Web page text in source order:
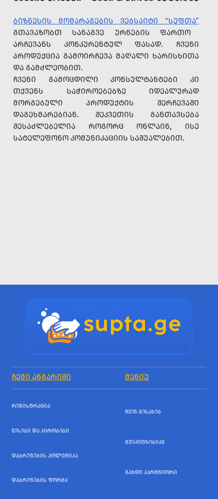
ᲑᲘᲖᲜᲔᲡᲘᲡ ᲛᲝᲛᲐᲠᲐᲒᲔᲑᲘᲡ ᲕᲔᲑᲡᲐᲘᲢᲘ “ᲡᲣᲤᲗᲐ”
ᲒᲗᲐᲕᲐᲖᲝᲑᲗ ᲡᲐᲜᲐᲒᲕᲔ ᲣᲠᲜᲔᲑᲘᲡ ᲤᲐᲠᲗᲝ
ᲐᲠᲩᲔᲕᲐᲜᲡ ᲙᲝᲜᲙᲣᲠᲔᲜᲢᲣᲚ ᲤᲐᲡᲐᲓ. ᲩᲕᲔᲜᲘ
ᲞᲠᲝᲓᲣᲥᲪᲘᲐ ᲒᲐᲛᲝᲘᲠᲩᲔᲕᲐ ᲛᲐᲦᲐᲚᲘ ᲮᲐᲠᲘᲡᲮᲘᲗᲐ
ᲓᲐ ᲒᲐᲛᲫᲚᲔᲝᲑᲘᲗ.
ᲩᲕᲔᲜᲘ ᲒᲐᲛᲝᲪᲓᲘᲚᲘ ᲙᲝᲜᲡᲣᲚᲢᲐᲜᲢᲔᲑᲘ ᲙᲘ
ᲗᲥᲕᲔᲜᲡ ᲡᲐᲭᲘᲠᲝᲔᲑᲔᲑᲖᲔ ᲘᲓᲔᲐᲚᲣᲠᲐᲓ
ᲛᲝᲠᲒᲔᲑᲣᲚᲘ ᲞᲠᲝᲓᲣᲥᲢᲘᲡ ᲨᲔᲠᲩᲔᲕᲐᲨᲘ
ᲓᲐᲒᲔᲮᲛᲐᲠᲔᲑᲘᲐᲜ. ᲨᲔᲙᲕᲔᲗᲘᲡ ᲒᲐᲜᲗᲐᲕᲡᲔᲑᲐ
ᲨᲔᲡᲐᲫᲚᲔᲑᲔᲚᲘᲐ ᲠᲝᲒᲝᲠᲪ ᲝᲜᲚᲐᲘᲜ, ᲘᲡᲔ
ᲡᲐᲢᲔᲚᲔᲤᲝᲜᲝ ᲙᲝᲛᲣᲜᲘᲙᲐᲪᲘᲘᲡ ᲡᲐᲨᲣᲐᲚᲔᲑᲘᲗ.
ᲩᲔᲛᲘ ᲐᲜᲒᲐᲠᲘᲨᲘ ᲛᲔᲜᲘᲣ
ᲠᲔᲒᲘᲡᲢᲠᲐᲪᲘᲐ
ᲬᲔᲡᲔᲑᲘ ᲓᲐ ᲞᲘᲠᲝᲑᲔᲑᲘ
ᲓᲐᲑᲠᲣᲜᲔᲑᲘᲡ ᲞᲝᲚᲘᲢᲘᲙᲐ
ᲓᲐᲑᲠᲣᲜᲔᲑᲘᲡ ᲤᲝᲠᲛᲐ
ᲩᲕᲔᲜ ᲨᲔᲡᲐᲮᲔᲑ
ᲒᲕᲔᲙᲘᲗᲮᲔᲑᲘᲐᲜ
ᲒᲐᲮᲓᲘ ᲞᲐᲠᲢᲜᲘᲝᲠᲘ